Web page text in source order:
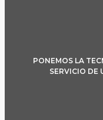
PONEMOS LA
SERVICIO DE